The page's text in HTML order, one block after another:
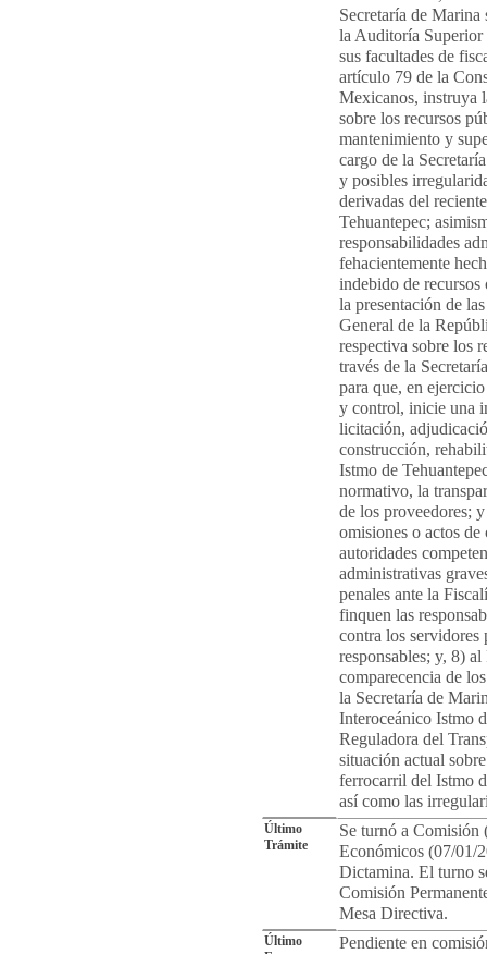
Secretaría de
la Auditoría Superior
sus facultades de
artículo 79 de la
Mexicanos, instruya
sobre los recursos
mantenimiento y
cargo de la
y posibles
derivadas del
Tehuantepec;
responsabilidades
fehacientemente
indebido de
la presentación de
General de la
respectiva sobre los
través de la
para que, en
y control, inicie una
licitación,
construcción,
Istmo de
normativo, la
de los proveedores;
omisiones o actos
autoridades
administrativas
penales ante la
finquen las
contra los servidores
responsables; y, 8)
comparecencia de
la Secretaría de
Interoceánico Istmo
Reguladora del
situación actual
ferrocarril del Istmo
así como las
Último
Trámite
Se turnó a Comisión
Económicos (07/01/
Dictamina. El turno
Comisión
Mesa Directiva.
Último
Pendiente en